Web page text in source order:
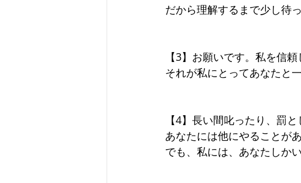
だから理解するまで少し待
【3】お願いです。私を信頼
それが私にとってあなたと
【4】長い間叱ったり、罰
あなたには他にやることが
でも、私には、あなたしか